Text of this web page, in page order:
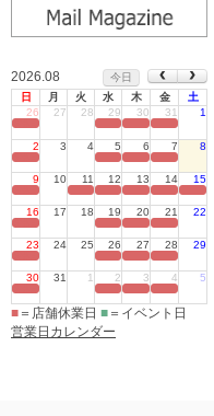
2026.08
今日
日
月 火 水 木 金
土
26
27 28 29 30 31 1
2 3 4 5 6 7 8
9 10 11 12 13 14 15
16 17 18 19 20 21 22
23 24 25 26 27 28 29
30 31 1 2 3 4 5
■ ＝店舗休業日 ■ ＝イベント日
営業日カレンダー